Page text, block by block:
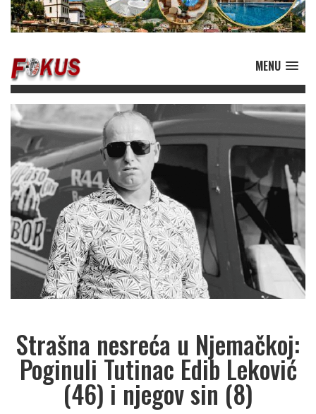
MENU
Strašna nesreća u Njemačkoj:
Poginuli Tutinac Edib Leković
(46) i njegov sin (8)